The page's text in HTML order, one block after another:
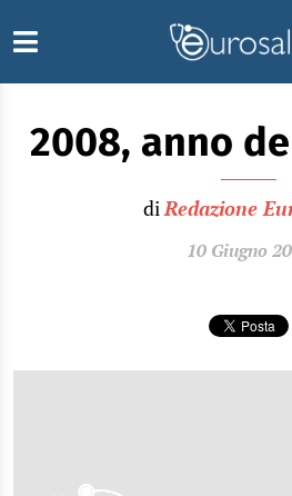
2008, anno
diRedazione
10 Giugno